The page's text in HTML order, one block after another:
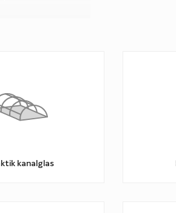
är att våra
väldigt
kanalglas